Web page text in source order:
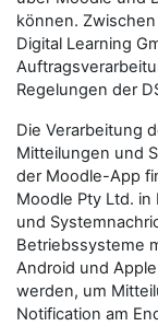
können.
Digital Learning
Regelungen der
Die Verarbeitung
Mitteilungen und
der Moodle-App
Moodle Pty Ltd.
und
Betriebssysteme
Android und
werden, um
Notification am